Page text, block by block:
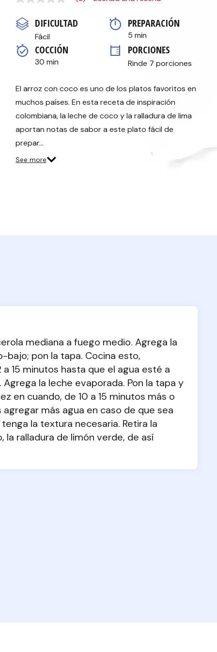
Sin
Enlace
en
misma
página.
DIFICULTAD
Fácil
PREPARACIÓN
5 min
COCCIÓN
30 min
PORCIONES
Rinde 7 porciones
El arroz con coco es uno de los platos favoritos en
muchos países. En esta receta de inspiración
colombiana, la leche de coco y la ralladura de lima
aportan notas de sabor a este plato fácil de
prepar…
See more
mediana a fuego medio. Agrega la
bajo; pon la tapa. Cocina esto,
15 minutos hasta que el agua esté a
la leche evaporada. Pon la tapa y
en cuando, de 10 a 15 minutos más o
más agua en caso de que sea
la textura necesaria. Retira la
la ralladura de limón verde, de así